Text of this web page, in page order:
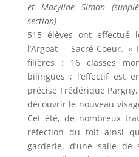
et Maryline Simon
section)
515 élèves ont effectué
l’Argoat – Sacré-Coeur.
filières : 16 classes
bilingues ; l’effectif est
précise Frédérique
découvrir le nouveau
Cet été, de nombreux
réfection du toit ainsi
garderie, d’une salle de